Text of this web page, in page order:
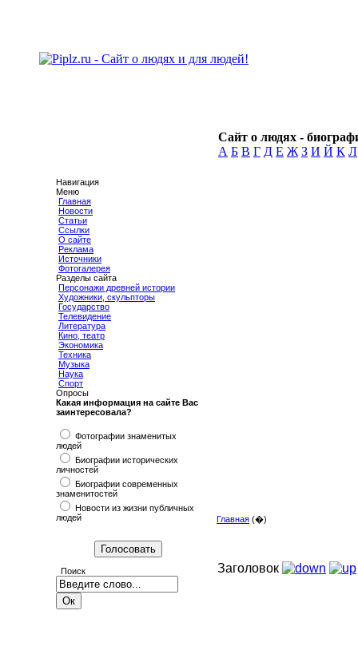
Сайт о людях -
А Б В Г Д Е Ж З И Й К Л
Навигация
Меню
Главная
Новости
Статьи
Ссылки
О сайте
Реклама
Источники
Фотогалерея
Разделы сайта
Персонажи древней истории
Художники, скульпторы
Государство
Телевидение
Литература
Кино, театр
Экономика
Техника
Музыка
Наука
Спорт
Опросы
Какая информация на сайте Вас
заинтересовала?
Фотографии знаменитых
людей
Биографии исторических
личностей
Биографии современных
знаменитостей
Новости из жизни публичных
людей
Поиск
Главная (�)
Заголовок